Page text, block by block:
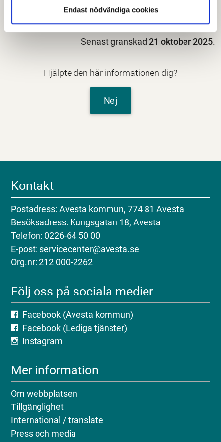
Endast nödvändiga cookies
Senast granskad21 oktober 2025.
Hjälpte den här informationen dig?
Nej
Kontakt
Postadress: Avesta kommun, 774 81 Avesta
Besöksadress: Kungsgatan 18, Avesta
Telefon: 0226-64 50 00
E-post: servicecenter@avesta.se
Org.nr: 212 000-2262
Följ oss på sociala medier
Facebook (Avesta kommun)
Facebook (Lediga tjänster)
Instagram
Mer information
Om webbplatsen
Tillgänglighet
International / translate
Press och media